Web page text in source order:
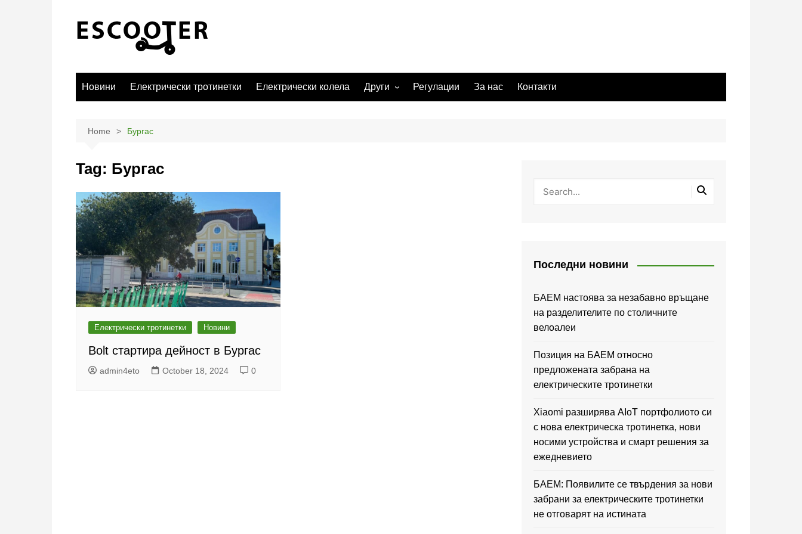
Новини Електрически тротинетки Електрически колела Други Регулации За нас Контакти
Home Бургас
Tag: Бургас
Електрически тротинетки Новини
Bolt стартира дейност в Бургас
admin4eto October 18, 2024 0
Последни новини
БАЕМ настоява за незабавно връщане
на разделителите по столичните
велоалеи
Позиция на БАЕМ относно
предложената забрана на
електрическите тротинетки
Xiaomi разширява AIoT портфолиото си
с нова електрическа тротинетка, нови
носими устройства и смарт решения за
ежедневието
БАЕМ: Появилите се твърдения за нови
забрани за електрическите тротинетки
не отговарят на истината